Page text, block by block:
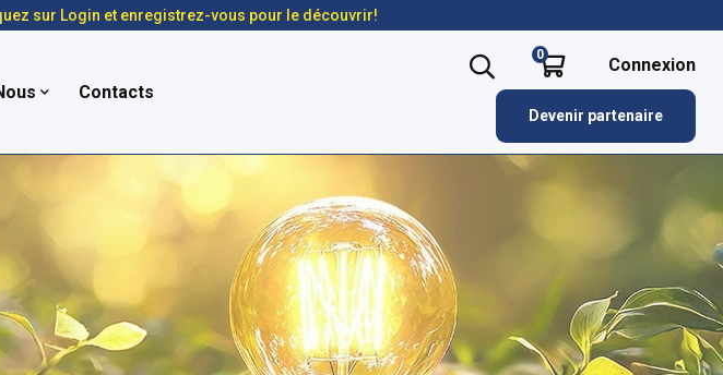
sur Login et enregistrez-vous pour le découvrir!
Contacts
0 Connexion
Devenir partenaire